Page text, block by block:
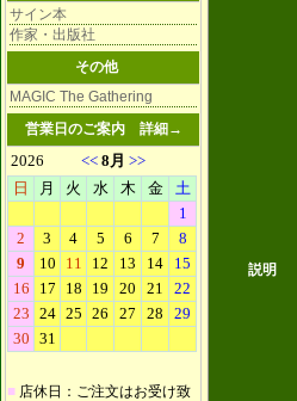
サイン本
作家・出版社
その他
MAGIC The Gathering
営業日のご案内 詳細→
■ 店休日：ご注文はお受け致
説明